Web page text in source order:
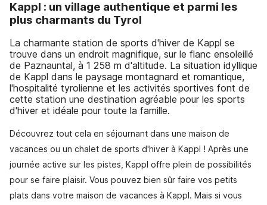
Kappl : un village authentique et parmi les
plus charmants du Tyrol
La charmante station de sports d'hiver de Kappl se
trouve dans un endroit magnifique, sur le flanc ensoleillé
de Paznauntal, à 1 258 m d'altitude. La situation idyllique
de Kappl dans le paysage montagnard et romantique,
l'hospitalité tyrolienne et les activités sportives font de
cette station une destination agréable pour les sports
d'hiver et idéale pour toute la famille.
Découvrez tout cela en séjournant dans une maison de
vacances ou un chalet de sports d'hiver à Kappl ! Après une
journée active sur les pistes, Kappl offre plein de possibilités
pour se faire plaisir. Vous pouvez bien sûr faire vos petits
plats dans votre maison de vacances à Kappl. Mais si vous